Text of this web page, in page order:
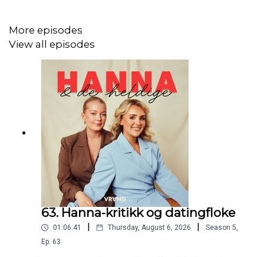
More episodes
View all episodes
63. Hanna-kritikk og datingfloke
01:06:41 Thursday, August 6, 2026 Season 5,
Ep. 63